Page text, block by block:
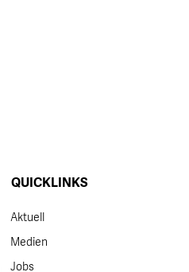
QUICKLINKS
Aktuell
Medien
Jobs